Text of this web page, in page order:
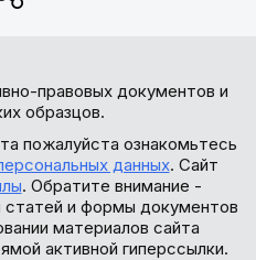
правовых документов и
образцов.
пожалуйста ознакомьтесь
данных. Сайт
. Обратите внимание -
статей и формы документов
материалов сайта
активной гиперссылки.